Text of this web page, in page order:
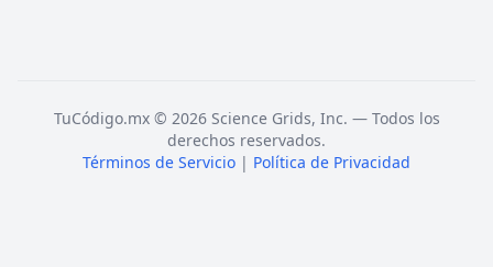
TuCódigo.mx © 2026 Science Grids, Inc. — Todos los
derechos reservados.
Términos de Servicio | Política de Privacidad